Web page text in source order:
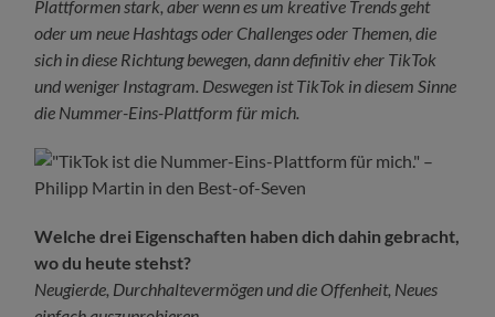
Plattformen stark, aber wenn es um kreative Trends geht
oder um neue Hashtags oder Challenges oder Themen, die
sich in diese Richtung bewegen, dann definitiv eher TikTok
und weniger Instagram. Deswegen ist TikTok in diesem Sinne
die Nummer-Eins-Plattform für mich.
Welche drei Eigenschaften haben dich dahin gebracht,
wo du heute stehst?
Neugierde, Durchhaltevermögen und die Offenheit, Neues